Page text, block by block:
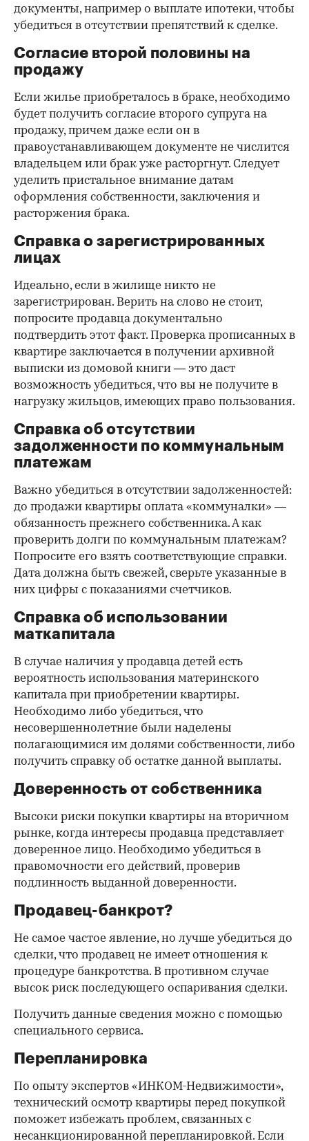
документы, например о выплате ипотеки, чтобы
убедиться в отсутствии препятствий к сделке.
Согласие второй половины на
продажу
Если жилье приобреталось в браке, необходимо
будет получить согласие второго супруга на
продажу, причем даже если он в
правоустанавливающем документе не числится
владельцем или брак уже расторгнут. Следует
уделить пристальное внимание датам
оформления собственности, заключения и
расторжения брака.
Справка о зарегистрированных
лицах
Идеально, если в жилище никто не
зарегистрирован. Верить на слово не стоит,
попросите продавца документально
подтвердить этот факт. Проверка прописанных в
квартире заключается в получении архивной
выписки из домовой книги — это даст
возможность убедиться, что вы не получите в
нагрузку жильцов, имеющих право пользования.
Справка об отсутствии
задолженности по коммунальным
платежам
Важно убедиться в отсутствии задолженностей:
до продажи квартиры оплата «коммуналки» —
обязанность прежнего собственника. А как
проверить долги по коммунальным платежам?
Попросите его взять соответствующие справки.
Дата должна быть свежей, сверьте указанные в
них цифры с показаниями счетчиков.
Справка об использовании
маткапитала
В случае наличия у продавца детей есть
вероятность использования материнского
капитала при приобретении квартиры.
Необходимо либо убедиться, что
несовершеннолетние были наделены
полагающимися им долями собственности, либо
получить справку об остатке данной выплаты.
Доверенность от собственника
Высоки риски покупки квартиры на вторичном
рынке, когда интересы продавца представляет
доверенное лицо. Необходимо убедиться в
правомочности его действий, проверив
подлинность выданной доверенности.
Продавец-банкрот?
Не самое частое явление, но лучше убедиться до
сделки, что продавец не имеет отношения к
процедуре банкротства. В противном случае
высок риск последующего оспаривания сделки.
Получить данные сведения можно с помощью
специального сервиса.
Перепланировка
По опыту экспертов «ИНКОМ-Недвижимости»,
технический осмотр квартиры перед покупкой
поможет избежать проблем, связанных с
несанкционированной перепланировкой. Если